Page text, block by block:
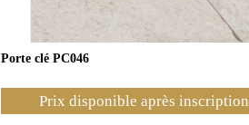
Porte clé PC046
Prix disponible après inscription